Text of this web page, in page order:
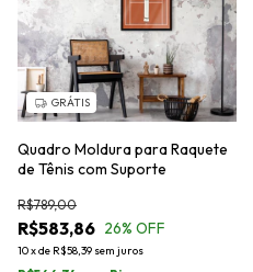
GRÁTIS
Quadro Moldura para Raquete
de Tênis com Suporte
R$583,86
R$789,00
26% OFF
10xde R$58,39 sem juros